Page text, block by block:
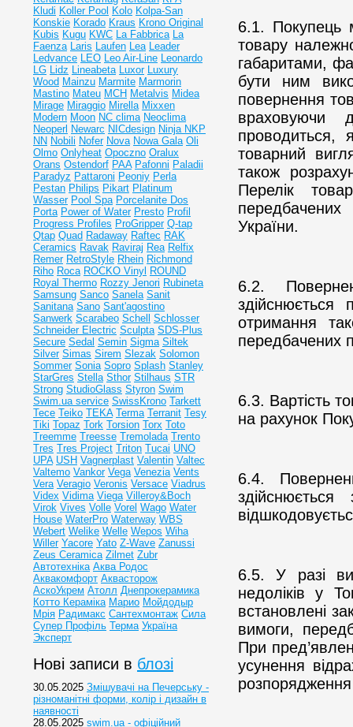
6.1. Покупець
товару
габаритами,
бути ним
повернення
враховуючи
проводиться,
товарний
також
Перелік
передбачених
України.
6.2.
отримання
передбачених
6.3. Вартість
на рахунок
6.4.
6.5. У разі
недоліків у
встановлені
вимоги,
При
усунення
розпорядження
Kludi Koller Pool Kolo Kolpa-San
Konskie Korado Kraus Krono Original
Kubis Kugu KWC La Fabbrica La
Faenza Laris Laufen Lea Leader
Ledvance LEO Leo Air-Line Leonardo
LG Lidz Lineabeta Luxor Luxury
Wood Mainzu Marmite Marmorin
Mastino Mateu MCH Metalvis Midea
Mirage Miraggio Mirella Mixxen
Modern Moon NC clima Neoclima
Neoperl Newarc NICdesign Ninja NKP
NN Nobili Nofer Nova Nowa Gala Oli
Olmo Onlyheat Opoczno Oralux
Orans Ostendorf PAA Pafonni Paladii
Paradyz Pattaroni Peoniy Perla
Pestan Philips Pikart Platinum
Wasser Pool Spa Porcelanite Dos
Porta Power of Water Presto Profil
Progress Profiles ProGripper Q-tap
Qtap Quad Radaway Raftec RAK
Ceramics Ravak Raviraj Rea Relfix
Remer RetroStyle Rhein Richmond
Riho Roca ROCKO Vinyl ROUND
Royal Thermo Rozzy Jenori Rubineta
Samsung Sanco Sanela Sanit
Sanitana Sano Sant'agostino
Sanwerk Scarabeo Schell
Schlosser
Schneider Electric Sculpta SDS-Plus
Secure Sedal Semin Sigma Siltek
Silver Simas Sirem Slezak Solomon
Sommer Sonia Sopro Splash Stanley
StarGres Stella Sthor Stilhaus STR
Strong StudioGlass Styron Swim
Swim.ua service SwissKrono Tarkett
Tece Teiko TEKA Terma Terranit Tesy
Tiki Topaz Tork Torsion Torx Toto
Treemme Treesse Tremolada Trento
Tres Tres Project Triton Tucai UNO
UPA USH Vagnerplast Valentin Valtec
Valtemo Vankor Vega Venezia Vents
Vera Veragio Veronis Versace Viadrus
Videx Vidima Viega Villeroy&Boch
Virok Vives Volle Vorel Wago Water
House WaterPro Waterway WBS
Webert Welike Welle Wepos Wiha
Willer Yacore Yato Z-Wave Zanussi
Zeus Ceramica Zilmet Zubr
Автотехніка Аква Родос
Аквакомфорт Аквасторож
АскоУкрем Атолл Днепрокерамика
Котто Кераміка Марио Мойдодыр
Мрія Радимакс Сантехмонтаж Сила
Супер Профіль Терма Україна
Эксперт
Нові записи в блозі
30.05.2025 Змішувачі на Печерську -
різноманітні форми, колір і дизайн в
наявності
28.05.2025 swim.ua - офіційний